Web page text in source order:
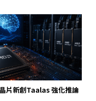
片新創Taalas 強化推論